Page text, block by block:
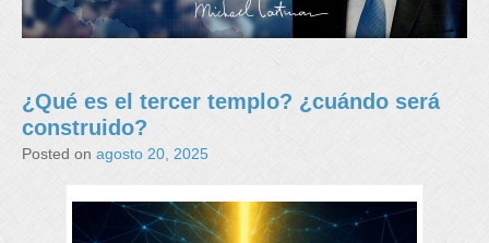
¿Qué es el tercer templo? ¿cuándo será
construido?
Posted on agosto 20, 2025